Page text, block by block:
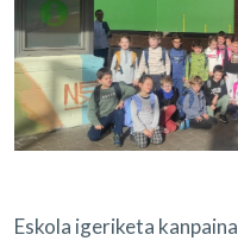
Eskola igeriketa